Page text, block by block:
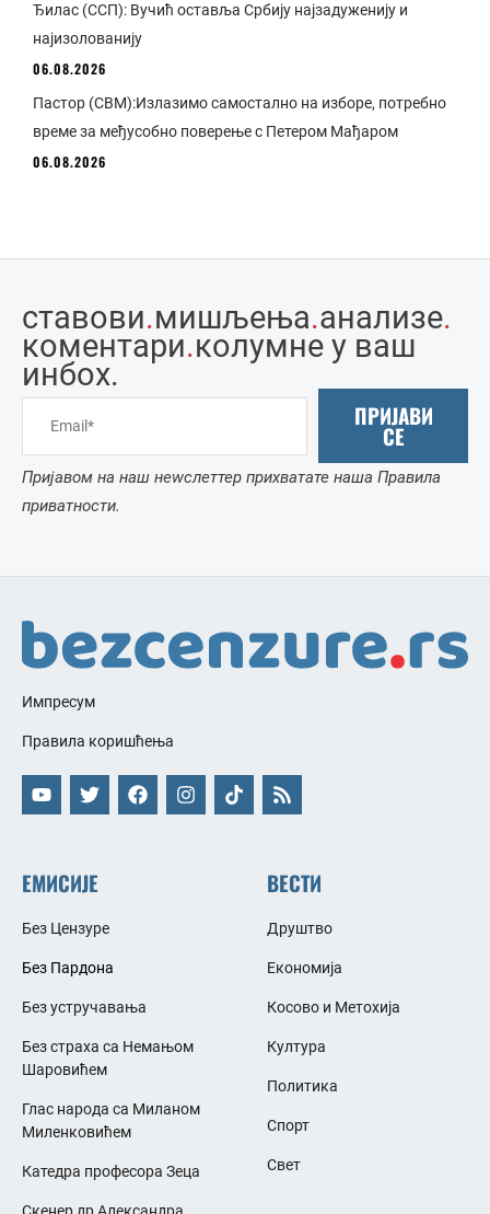
Ђилас (ССП): Вучић оставља Србију најзадуженију и
најизолованију
06.08.2026
Пастор (СВМ):Излазимо самостално на изборе, потребно
време за међусобно поверење с Петером Мађаром
06.08.2026
ставови.мишљења.анализе.
коментари.колумне у ваш
инбоx.
ПРИЈАВИ
СЕ
Пријавом на наш неwслеттер прихватате наша Правила
приватности.
Импресум
Правила коришћења
ЕМИСИЈЕ
Без Цензуре
Без Пардона
Без устручавања
Без страха са Немањом
Шаровићем
Глас народа са Миланом
Миленковићем
Катедра професора Зеца
ВЕСТИ
Друштво
Економија
Косово и Метохија
Култура
Политика
Спорт
Свет